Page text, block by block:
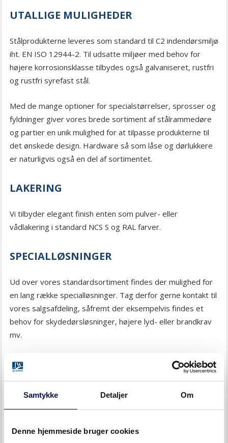
Samtykke Detaljer Om
Denne hjemmeside bruger cookies
UTALLIGE MULIGHEDER
Stålprodukterne leveres som standard til C2 indendørsmiljø
iht. EN ISO 12944-2. Til udsatte miljøer med behov for
højere korrosionsklasse tilbydes også galvaniseret, rustfri
og rustfri syrefast stål.
Med de mange optioner for specialstørrelser, sprosser og
fyldninger giver vores brede sortiment af stålrammedøre
og partier en unik mulighed for at tilpasse produkterne til
det ønskede design. Hardware så som låse og dørlukkere
er naturligvis også en del af sortimentet.
LAKERING
Vi tilbyder elegant finish enten som pulver- eller
vådlakering i standard NCS S og RAL farver.
SPECIALLØSNINGER
Ud over vores standardsortiment findes der mulighed for
en lang række specialløsninger. Tag derfor gerne kontakt til
vores salgsafdeling, såfremt der eksempelvis findes et
behov for skydedørsløsninger, højere lyd- eller brandkrav
mv.
LEVER OP TIL GÆLDENDE KRAV
Ved produktion og salg af klassificerede produkter er
standarder en naturlig del af vores hverdag, hvor vi